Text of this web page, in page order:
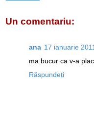
Un comentariu:
ana 17 ianuarie
ma bucur ca v-a
Răspundeți